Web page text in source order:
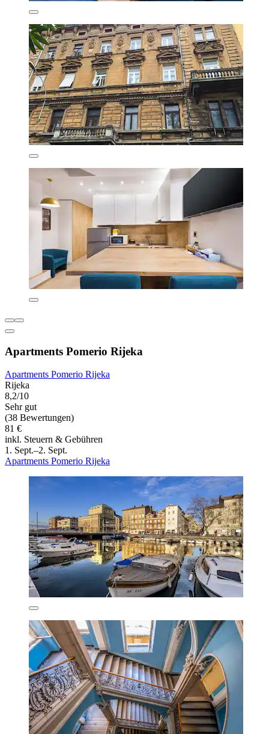
Apartments Pomerio Rijeka
Apartments Pomerio Rijeka
Rijeka
8,2/10
Sehr gut
(38 Bewertungen)
81 €
inkl. Steuern & Gebühren
1. Sept.–2. Sept.
Apartments Pomerio Rijeka